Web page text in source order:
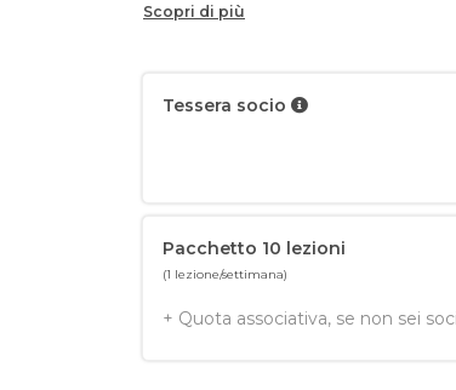
Scopri di più
Tessera socio
Pacchetto 10 lezioni
(1 lezione/settimana)
+ Quota associativa, se non sei